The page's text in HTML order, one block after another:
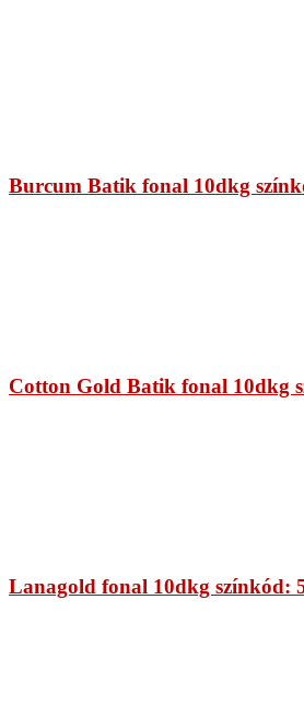
Burcum Batik fonal 10dkg
Cotton Gold Batik fonal 10dkg
Lanagold fonal 10dkg színkód: